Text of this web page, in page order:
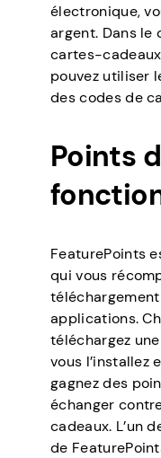
électronique,
argent. Dans le
cartes-
pouvez utiliser
des codes de
Points
FeaturePoints
qui vous
téléchargement
applications.
téléchargez
vous l’installez
gagnez des
échanger
cadeaux. L’un
de